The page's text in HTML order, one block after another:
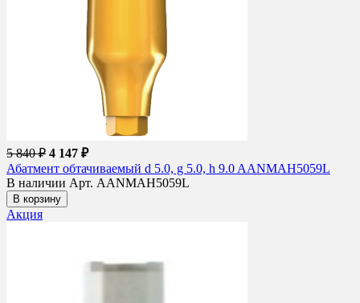
5 840 ₽ 4 147 ₽
Абатмент обтачиваемый d 5.0, g 5.0, h 9.0 AANMAH5059L
В наличии Арт. AANMAH5059L
В корзину
Акция